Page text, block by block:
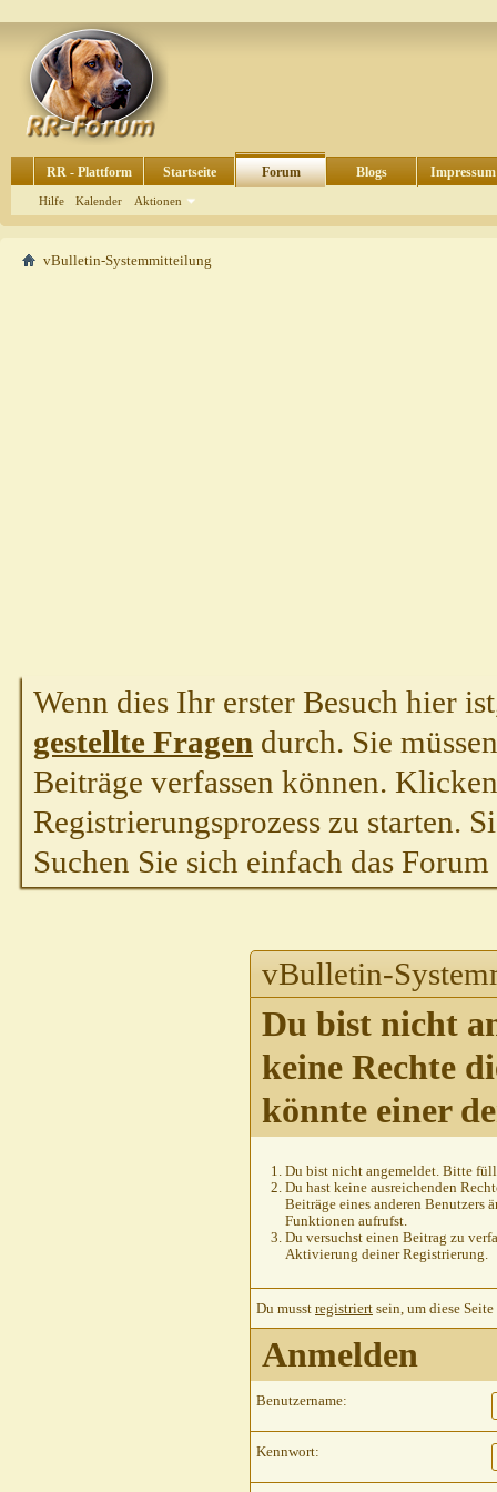
RR - Plattform Startseite Forum
Hilfe Kalender Aktionen
Blogs Impressum
vBulletin-Systemmitteilung
Wenn dies Ihr erster Besuch hier
gestellte Fragen durch. Sie
Beiträge verfassen können.
Registrierungsprozess zu starten.
Suchen Sie sich einfach das
vBulletin-
Du bist nicht
keine Rechte
könnte einer
Du bist nicht angemeldet. Bitte
Du hast keine ausreichenden
Beiträge eines anderen Benutzers
Funktionen aufrufst.
Du versuchst einen Beitrag zu
Aktivierung deiner Registrierung.
Du musst registriert sein, um diese
Anmelden
Benutzername:
Kennwort: